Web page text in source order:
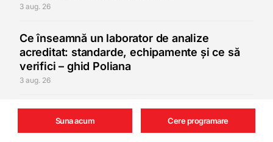
3 aug. 26
Ce înseamnă un laborator de analize
acreditat: standarde, echipamente și ce să
verifici – ghid Poliana
3 aug. 26
Cum primești rezultatele analizelor la
Poliana și cum le interpretezi: ghid complet
Suna acum Cere programare